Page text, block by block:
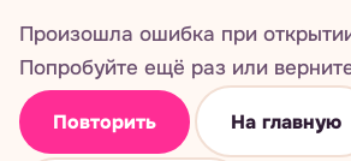
Произошла ошибка при
Попробуйте ещё раз или
Повторить На главную